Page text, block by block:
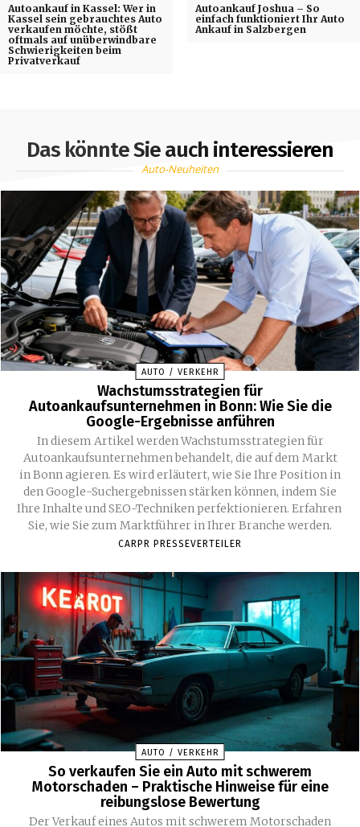
Autoankauf in Kassel: Wer in
Kassel sein gebrauchtes Auto
verkaufen möchte, stößt
oftmals auf unüberwindbare
Schwierigkeiten beim
Privatverkauf
Autoankauf Joshua – So
einfach funktioniert Ihr Auto
Ankauf in Salzbergen
Das könnte Sie auch interessieren
Auto-Neuheiten
AUTO / VERKEHR
Wachstumsstrategien für
Autoankaufsunternehmen in Bonn: Wie Sie die
Google-Ergebnisse anführen
In diesem Artikel werden Wachstumsstrategien für
Autoankaufsunternehmen behandelt, die auf dem Markt
in Bonn agieren. Es wird erläutert, wie Sie Ihre Position in
den Google-Suchergebnissen stärken können, indem Sie
Ihre Inhalte und SEO-Techniken perfektionieren. Erfahren
Sie, wie Sie zum Marktführer in Ihrer Branche werden.
CARPR PRESSEVERTEILER
AUTO / VERKEHR
So verkaufen Sie ein Auto mit schwerem
Motorschaden – Praktische Hinweise für eine
reibungslose Bewertung
Der Verkauf eines Autos mit schwerem Motorschaden